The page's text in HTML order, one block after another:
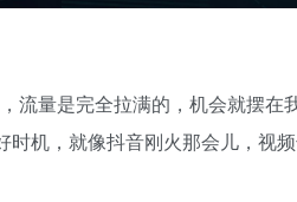
流量是完全拉满的，机会就摆
时机，就像抖音刚火那会儿，视